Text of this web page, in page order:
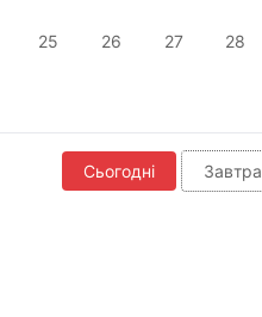
25 26 27 28
Сьогодні Завтра